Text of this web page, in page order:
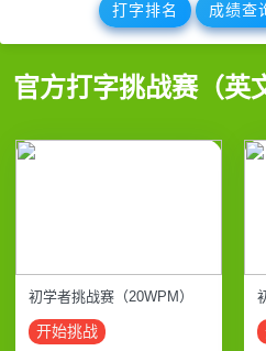
打字排名 成绩查
官方打字挑战赛（英
初学者挑战赛（20WPM）
开始挑战